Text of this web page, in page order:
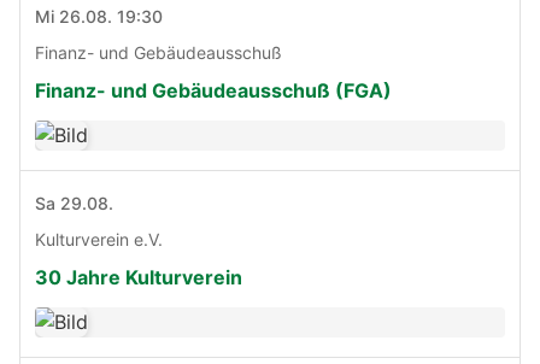
Mi 26.08. 19:30
Finanz- und Gebäudeausschuß
Finanz- und Gebäudeausschuß (FGA)
Sa 29.08.
Kulturverein e.V.
30 Jahre Kulturverein